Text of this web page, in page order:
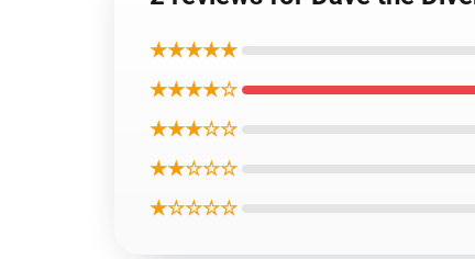
★★★★★
★★★★☆
★★★☆☆
★★☆☆☆
★☆☆☆☆